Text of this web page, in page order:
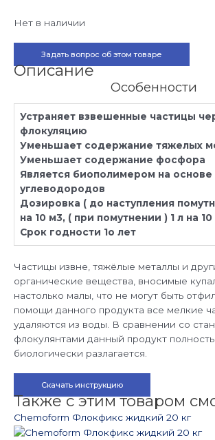
Нет в наличии
Задать вопрос об этом товаре
Описание
Особенности
Устраняет взвешенные частицы
флокуляцию
Уменьшает содержание тяжелых
Уменьшает содержание фосфора
Является биополимером на основе
углеводородов
Дозировка ( до наступления
на 10 м3, ( при помутнении ) 1 л на 10
Срок годности 1о лет
Частицы извне, тяжёлые металлы и
органические вещества, вносимые
настолько малы, что не могут быть
помощи данного продукта все мелкие
удаляются из воды. В сравнении со
флокулянтами данный продукт
биологически разлагается.
Скачать инструкцию
Также с этим товаром
Chemoform Флокфикс жидкий 20 кг